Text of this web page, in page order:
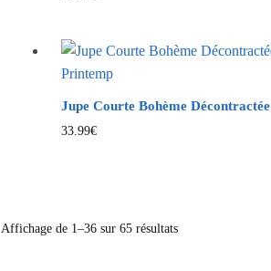
Jupe Courte Bohème Décontractée
33.99€
Affichage de 1–36 sur 65 résultats